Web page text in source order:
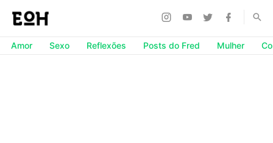
Amor Sexo Reflexões Posts do Fred Mulher